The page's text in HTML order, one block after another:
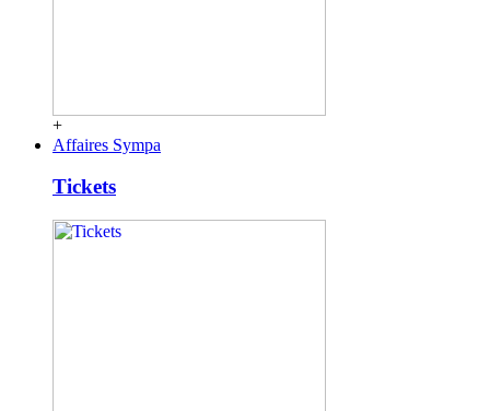
+
Affaires Sympa
Tickets